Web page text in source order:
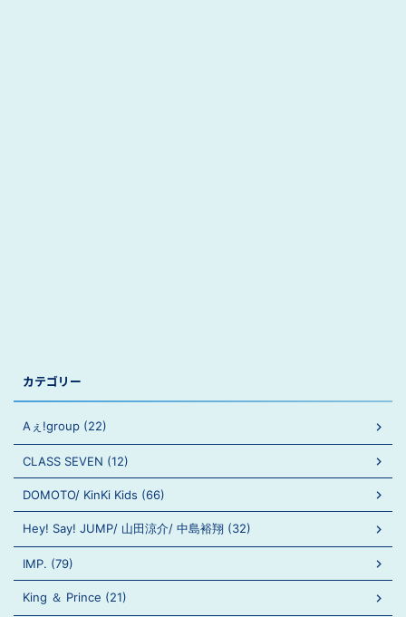
カテゴリー
Aぇ!group (22)
CLASS SEVEN (12)
DOMOTO/ KinKi Kids (66)
Hey! Say! JUMP/ 山田涼介/ 中島裕翔 (32)
IMP. (79)
King ＆ Prince (21)